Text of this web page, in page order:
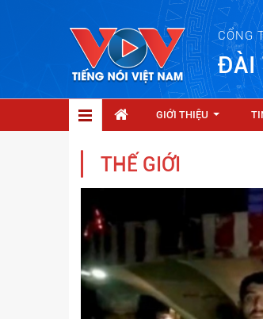
CỔNG
ĐÀI
GIỚI THIỆU
THẾ GIỚI